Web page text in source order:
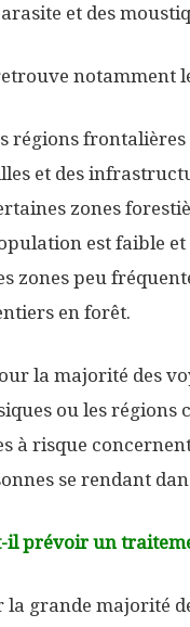
et des
notamment
régions frontalières
et des
zones
est faible et
zones peu
en forêt.
la majorité des
ou les régions
à risque
se rendant
il prévoir un
la grande majorité